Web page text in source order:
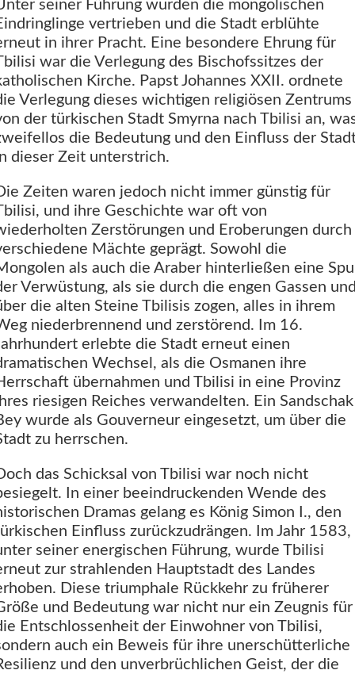
seiner Führung wurden die mongolischen
vertrieben und die Stadt erblühte
in ihrer Pracht. Eine besondere Ehrung für
war die Verlegung des Bischofssitzes der
Kirche. Papst Johannes XXII. ordnete
Verlegung dieses wichtigen religiösen Zentrums
der türkischen Stadt Smyrna nach Tbilisi an,
die Bedeutung und den Einfluss der
dieser Zeit unterstrich.
Zeiten waren jedoch nicht immer günstig für
und ihre Geschichte war oft von
Zerstörungen und Eroberungen durch
Mächte geprägt. Sowohl die
als auch die Araber hinterließen eine
Verwüstung, als sie durch die engen Gassen
die alten Steine Tbilisis zogen, alles in ihrem
niederbrennend und zerstörend. Im 16.
erlebte die Stadt erneut einen
Wechsel, als die Osmanen ihre
übernahmen und Tbilisi in eine Provinz
riesigen Reiches verwandelten. Ein Sandschak
wurde als Gouverneur eingesetzt, um über die
zu herrschen.
das Schicksal von Tbilisi war noch nicht
In einer beeindruckenden Wende des
Dramas gelang es König Simon I., den
Einfluss zurückzudrängen. Im Jahr 1583,
seiner energischen Führung, wurde Tbilisi
zur strahlenden Hauptstadt des Landes
Diese triumphale Rückkehr zu früherer
und Bedeutung war nicht nur ein Zeugnis für
Entschlossenheit der Einwohner von Tbilisi,
auch ein Beweis für ihre unerschütterliche
und den unverbrüchlichen Geist, der die